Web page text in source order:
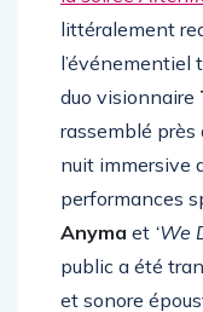
la soirée
littéralement
l’événementiel
duo visionnaire
rassemblé près
nuit immersive
performances
Anymaet‘We
public a été